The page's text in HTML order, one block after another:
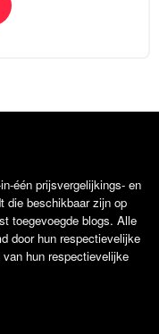
één prijsvergelijkings- en
die beschikbaar zijn op
toegevoegde blogs. Alle
door hun respectievelijke
hun respectievelijke